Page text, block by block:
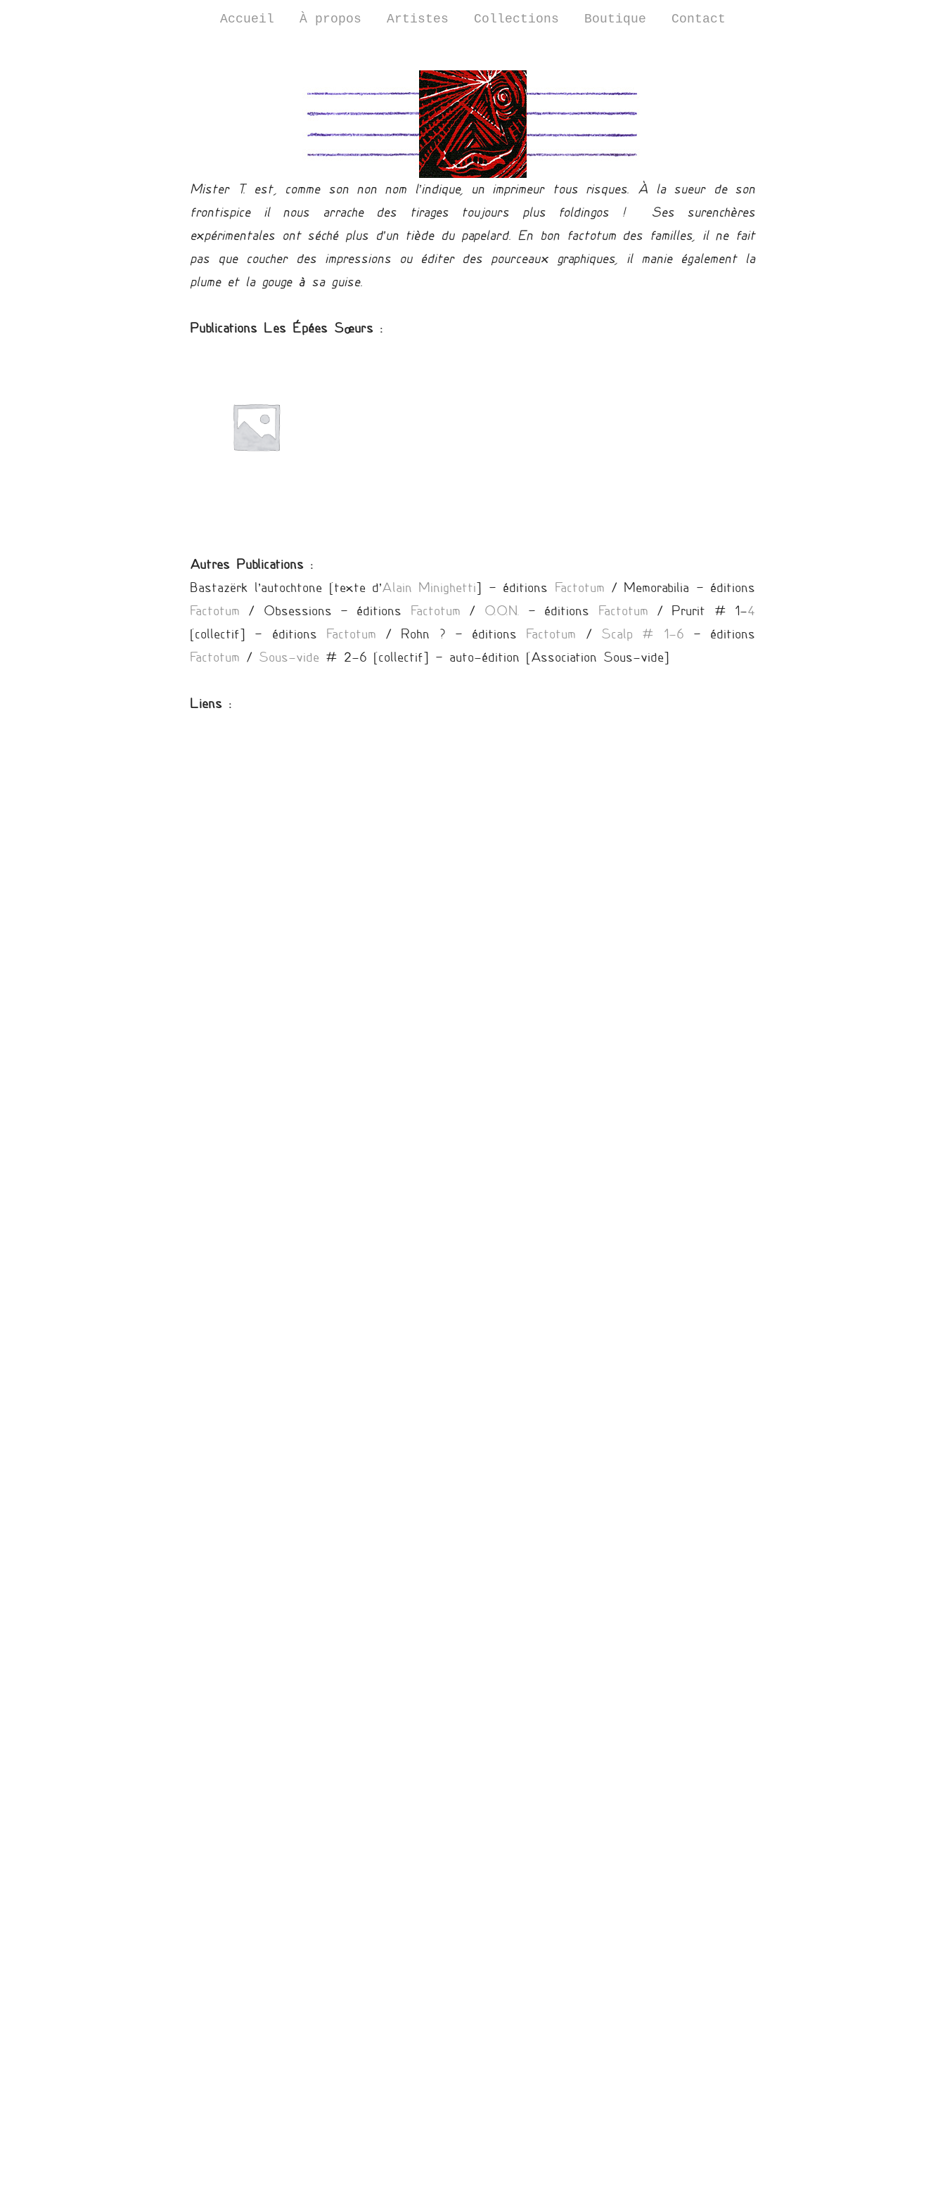
Accueil À propos Artistes Collections Boutique Contact
Mister T. est, comme son non nom l’indique, un imprimeur tous risques. À la sueur de son
frontispice il nous arrache des tirages toujours plus foldingos ! Ses surenchères
expérimentales ont séché plus d’un tiède du papelard. En bon factotum des familles, il ne fait
pas que coucher des impressions ou éditer des pourceaux graphiques, il manie également la
plume et la gouge à sa guise.
Publications Les Épées Sœurs :
Autres Publications :
Bastazërk l’autochtone [texte d’Alain Minighetti] – éditions Factotum / Memorabilia – éditions
Factotum / Obsessions – éditions Factotum / O.O.N. – éditions Factotum / Prurit # 1-4
[collectif] – éditions Factotum / Rohn ? – éditions Factotum / Scalp # 1-6 – éditions
Factotum / Sous-vide # 2-6 [collectif] – auto-édition [Association Sous-vide]
Liens :